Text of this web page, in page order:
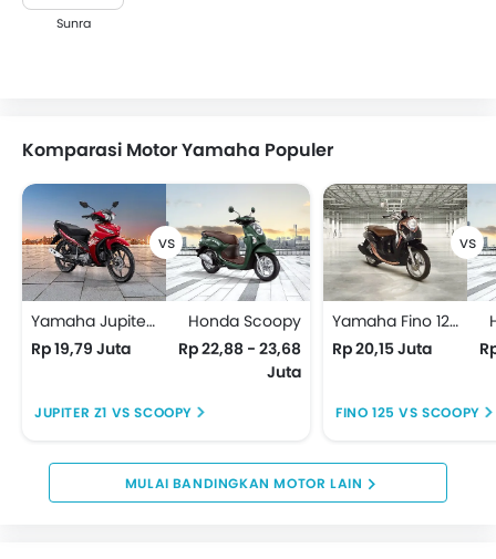
Sunra
Komparasi Motor Yamaha Populer
Yamaha Jupiter Z1
Rp 19,79 Juta
Honda Scoopy
Rp 22,88 - 23,68
Juta
JUPITER Z1 VS SCOOPY
Yamaha Fino 125
Rp 20,15 Juta
FINO 125 VS SCOOPY
BANDINGKAN MOTOR LAIN